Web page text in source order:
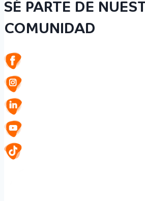
SÉ PARTE DE
COMUNIDAD